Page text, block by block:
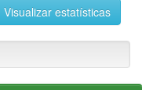
Visualizar estatísticas